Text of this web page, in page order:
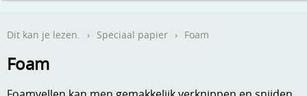
Webwinkel
Dit kan je lezen. › Speciaal papier › Foam
Foam